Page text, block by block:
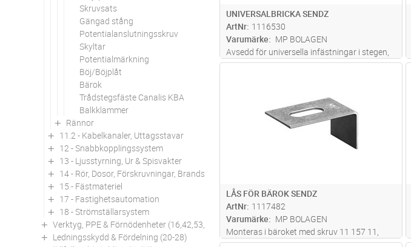
Skruvsats
Gängad stång
Potentialanslutningsskruv
Skyltar
Potentialmärkning
Böj/Böjplåt
Bärok
Trådstegsfäste Canalis KBA
Balkklammer
Rännor
11.2 - Kabelkanaler, Uttagsstavar
12 - Snabbkopplingssystem
13 - Ljusstyrning, Ur & Spisvakter
14 - Rör, Dosor, Förskruvningar, Brandskydd
15 - Fästmateriel
17 - Fastighetsautomation
18 - Strömställarsystem
Verktyg, PPE & Förnödenheter (16,42,53,94)
Ledningsskydd & Fördelning (20-28)
UNIVERSALBRICKA SENDZ
ArtNr 1116530
Varumärke
MP BOLAGEN
Avsedd för universella infästningar i stegen,
samt för låsning av väggkonsoler och
trådstegen för att förstärk skarven.
...läs mer
LÅS FÖR BÄROK SENDZ
ArtNr 1117482
Varumärke
MP BOLAGEN
Monteras i bäroket med skruv 11 157 11,
efter att bäroket placerats i stegen.